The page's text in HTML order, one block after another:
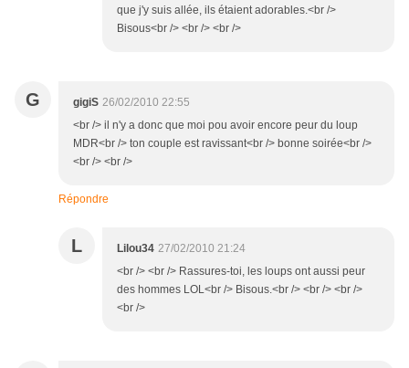
que j'y suis allée, ils étaient adorables.<br />
Bisous<br /> <br /> <br />
G gigiS 26/02/2010 22:55
<br /> il n'y a donc que moi pou avoir encore peur du loup
MDR<br /> ton couple est ravissant<br /> bonne soirée<br />
<br /> <br />
Répondre
L Lilou34 27/02/2010 21:24
<br /> <br /> Rassures-toi, les loups ont aussi peur
des hommes LOL<br /> Bisous.<br /> <br /> <br />
<br />